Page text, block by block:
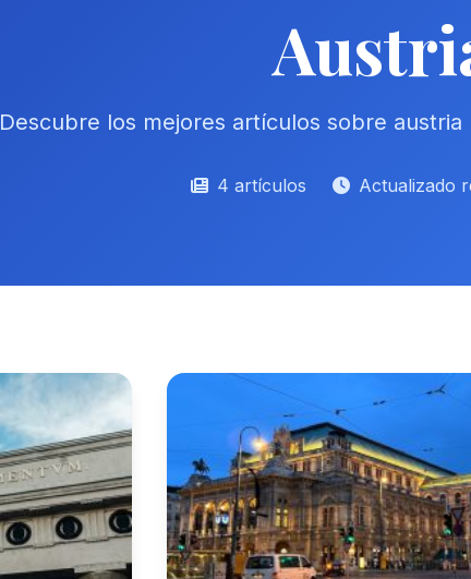
Descubre los mejores artículos sobre
4 artículos Actualizado